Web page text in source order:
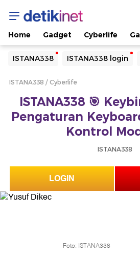
Home Gadget Cyberlife
ISTANA338 ISTANA338 login
Yang sedang ramai dicari
Loading...
Loading...
ISTANA338 Cyberlife
ISTANA338 🎯
Pengaturan
Kontrol
ISTANA338
LOGIN
Foto: ISTANA338